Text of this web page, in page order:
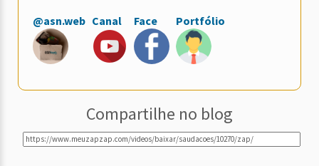
@asn.web Canal Face Portfólio
Compartilhe no blog